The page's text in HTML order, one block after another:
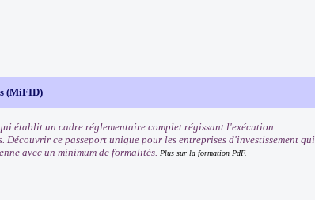
(MiFID)
établit un cadre réglementaire complet régissant l'exécution
Découvrir ce passeport unique pour les entreprises d'investissement qui
avec un minimum de formalités. Plus sur la formation PdF.